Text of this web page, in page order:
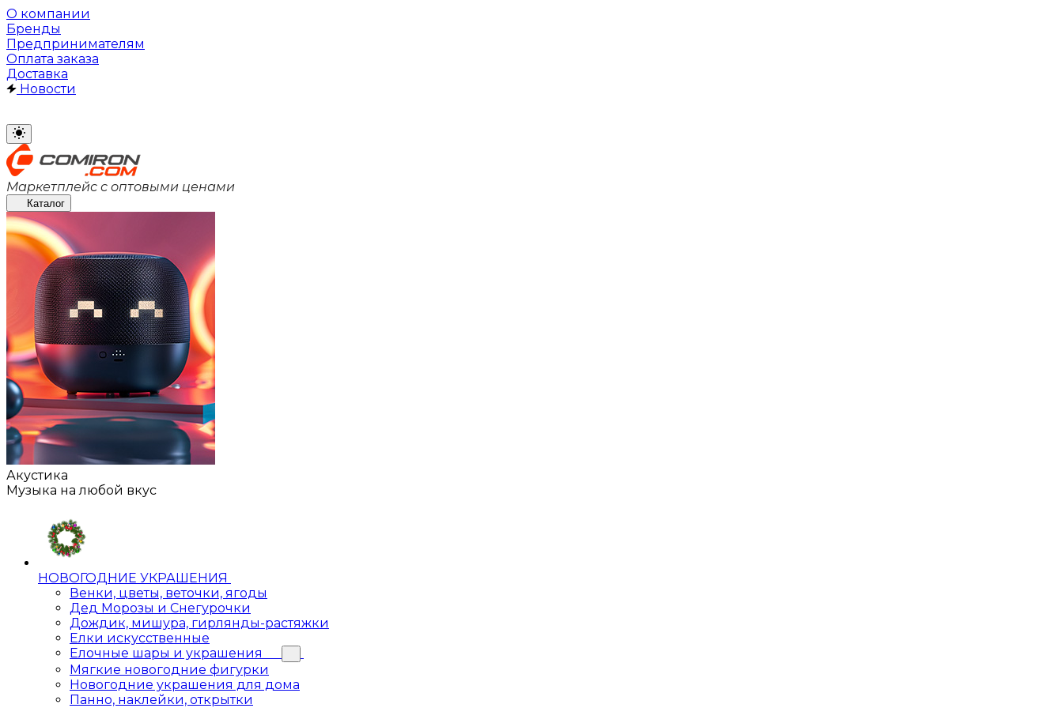
О компании
Бренды
Предпринимателям
Оплата заказа
Доставка
Новости
Маркетплейс с оптовыми ценами
Каталог
Акустика
Музыка на любой вкус
НОВОГОДНИЕ УКРАШЕНИЯ
Венки, цветы, веточки, ягоды
Дед Морозы и Снегурочки
Дождик, мишура, гирлянды-растяжки
Елки искусственные
Елочные шары и украшения
Мягкие новогодние фигурки
Новогодние украшения для дома
Панно, наклейки, открытки